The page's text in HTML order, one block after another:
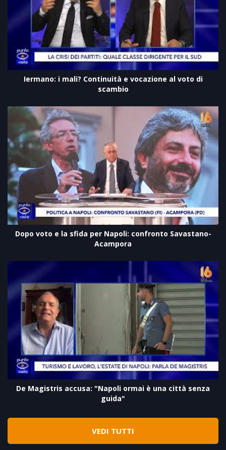
Iermano: i mali? Continuità e vocazione al voto di
scambio
Dopo voto e la sfida per Napoli: confronto Savastano-
Acampora
De Magistris accusa: "Napoli ormai è una città senza
guida"
VEDI TUTTI